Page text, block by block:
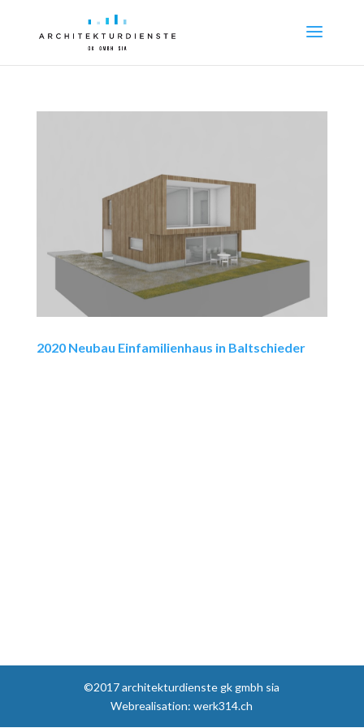
2020 Neubau Einfamilienhaus in Baltschieder
©2017 architekturdienste gk gmbh sia
Webrealisation: werk314.ch